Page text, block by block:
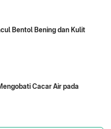
Bentol Bening dan Kulit
Cacar Air pada